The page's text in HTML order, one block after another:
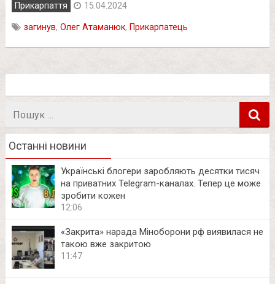
Прикарпаття 15.04.2024
загинув, Олег Атаманюк, Прикарпатець
Останні новини
Українські блогери заробляють десятки тисяч
на приватних Telegram-каналах. Тепер це може
зробити кожен
12:06
«Закрита» нарада Міноборони рф виявилася не
такою вже закритою
11:47